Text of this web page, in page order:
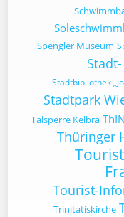
Spengler Museum
Stadtbibliothek
Stadtpark
Talsperre Kelbra
Thüringer
Tourist-
Trinitatiskirche